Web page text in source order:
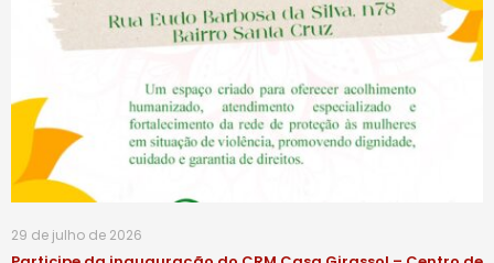
29 de julho de 2026